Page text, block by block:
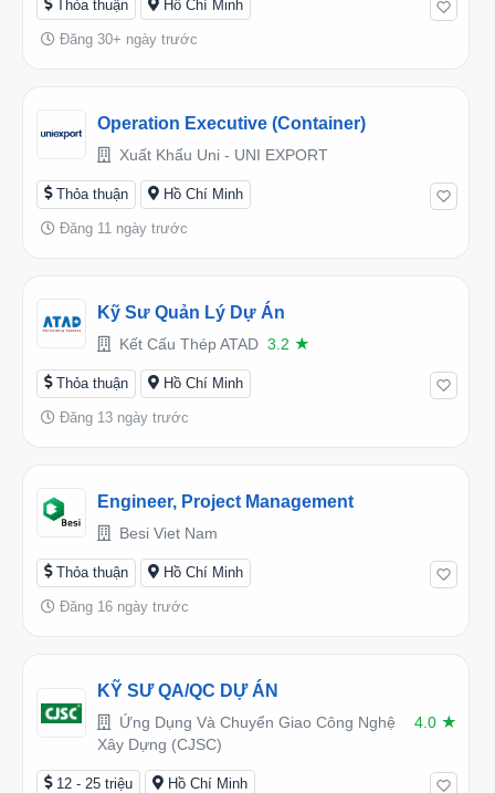
Thỏa thuận Hồ Chí Minh
Đăng 30+ ngày trước
Operation Executive (Container)
Xuất Khẩu Uni - UNI EXPORT
Thỏa thuận Hồ Chí Minh
Đăng 11 ngày trước
Kỹ Sư Quản Lý Dự Án
Kết Cấu Thép ATAD 3.2 ★
Thỏa thuận Hồ Chí Minh
Đăng 13 ngày trước
Engineer, Project Management
Besi Viet Nam
Thỏa thuận Hồ Chí Minh
Đăng 16 ngày trước
KỸ SƯ QA/QC DỰ ÁN
Ứng Dụng Và Chuyển Giao Công Nghệ
Xây Dựng (CJSC)
4.0 ★
12 - 25 triệu Hồ Chí Minh